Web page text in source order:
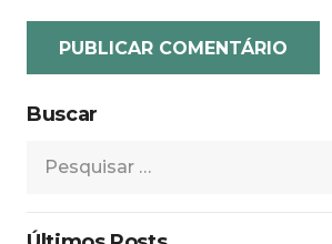
PUBLICAR COMENTÁRIO
Buscar
Pesquisar